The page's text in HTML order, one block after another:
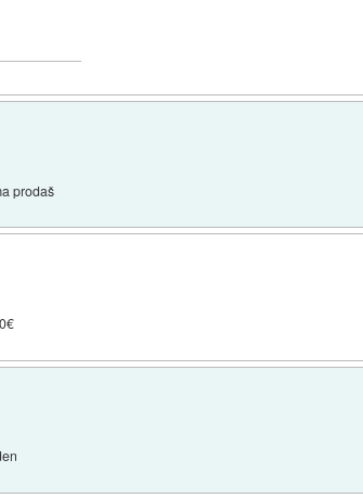
prodaš